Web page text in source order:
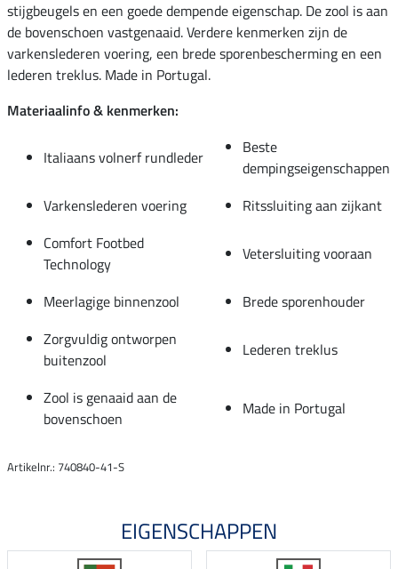
stijgbeugels en een goede dempende eigenschap. De zool is aan
de bovenschoen vastgenaaid. Verdere kenmerken zijn de
varkenslederen voering, een brede sporenbescherming en een
lederen treklus. Made in Portugal.
Materiaalinfo & kenmerken:
Italiaans volnerf rundleder
Beste
dempingseigenschappen
Varkenslederen voering
Ritssluiting aan zijkant
Comfort Footbed
Technology
Vetersluiting vooraan
Meerlagige binnenzool
Brede sporenhouder
Zorgvuldig ontworpen
buitenzool
Lederen treklus
Zool is genaaid aan de
bovenschoen
Made in Portugal
Artikelnr.: 740840-41-S
EIGENSCHAPPEN